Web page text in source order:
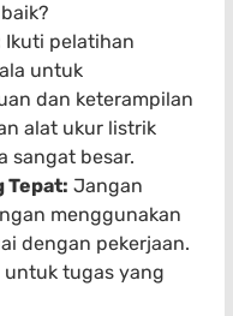
Ikuti pelatihan
untuk
dan keterampilan
alat ukur listrik
sangat besar.
Tepat: Jangan
menggunakan
dengan pekerjaan.
tugas yang